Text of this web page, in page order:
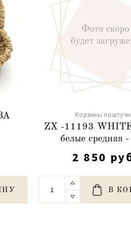
Корзины
ZX -11193
белые средняя
2 850
В